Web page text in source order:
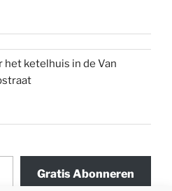
het ketelhuis in de Van
Gratis Abonneren